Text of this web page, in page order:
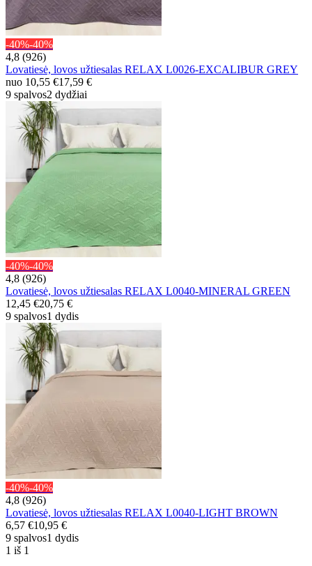
-40%-40%
4,8 (926)
Lovatiesė, lovos užtiesalas RELAX L0026-EXCALIBUR GREY
nuo 10,55 €17,59 €
9 spalvos2 dydžiai
-40%-40%
4,8 (926)
Lovatiesė, lovos užtiesalas RELAX L0040-MINERAL GREEN
12,45 €20,75 €
9 spalvos1 dydis
-40%-40%
4,8 (926)
Lovatiesė, lovos užtiesalas RELAX L0040-LIGHT BROWN
6,57 €10,95 €
9 spalvos1 dydis
1 iš 1